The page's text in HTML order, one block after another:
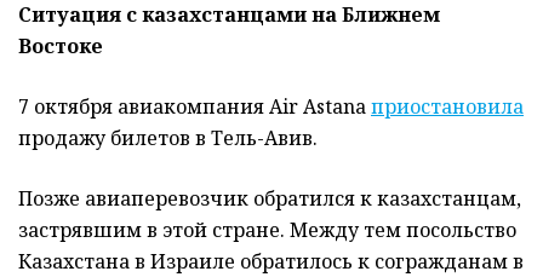
Ситуация с казахстанцами на Ближнем
Востоке
7 октября авиакомпания Air Astanaприостановила
продажу билетов в Тель-Авив.
Позже авиаперевозчик обратился к казахстанцам,
застрявшим в этой стране. Между тем посольство
Казахстана в Израиле обратилось к согражданам в